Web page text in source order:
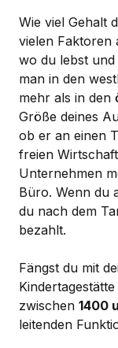
Wie viel Gehalt
vielen Faktoren
wo du lebst und
man in den
mehr als in den
Größe deines
ob er an einen
freien
Unternehmen
Büro. Wenn du
du nach dem
bezahlt.
Fängst du mit
zwischen 1400
leitenden